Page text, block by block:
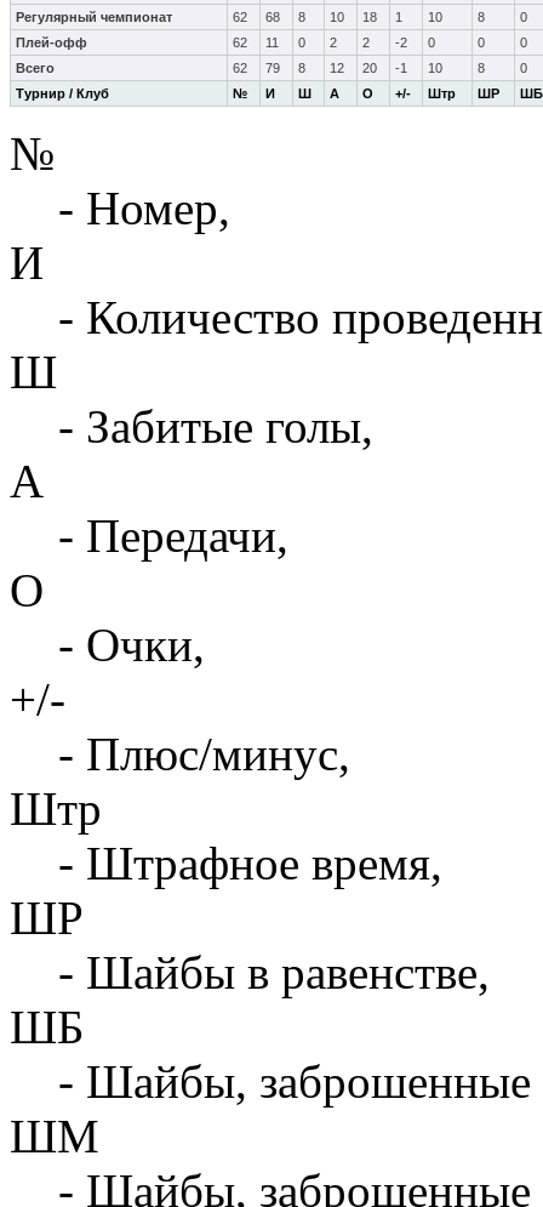
Турнир / Клуб № И Ш А О +/- Штр ШР ШБ
Регулярный чемпионат
62 68 8 10 18 1 10 8
0
Плей-офф
62 11 0 2 2 -2 0 0
0
Всего
62 79 8 12 20 -1 10 8 0
№
- Номер,
И
- Количество
Ш
- Забитые голы,
А
- Передачи,
О
- Очки,
+/-
- Плюс/минус,
Штр
- Штрафное время,
ШР
- Шайбы в равенстве,
ШБ
- Шайбы, заброшенные
ШМ
- Шайбы, заброшенные